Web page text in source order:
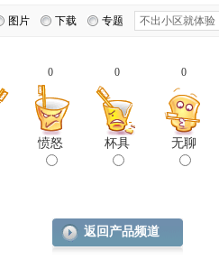
图片 下载 专题
0
愤怒
0
杯具
0
无聊
返回产品频道